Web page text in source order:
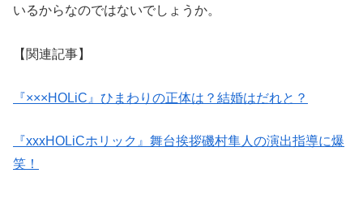
いるからなのではないでしょうか。
【関連記事】
『×××HOLiC』ひまわりの正体は？結婚はだれと？
『xxxHOLiCホリック』舞台挨拶磯村隼人の演出指導に爆
笑！